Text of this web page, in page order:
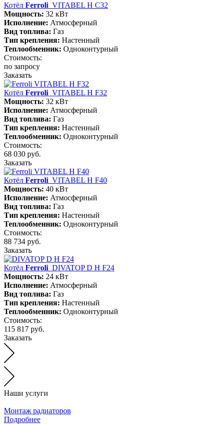
Котёл Ferroli VITABEL H С32
Мощность: 32 кВт
Исполнение: Атмосферный
Вид топлива: Газ
Тип крепления: Настенный
Теплообменник: Одноконтурный
Стоимость:
по запросу
Заказать
Котёл Ferroli VITABEL H F32
Мощность: 32 кВт
Исполнение: Атмосферный
Вид топлива: Газ
Тип крепления: Настенный
Теплообменник: Одноконтурный
Стоимость:
68 030 руб.
Заказать
Котёл Ferroli VITABEL H F40
Мощность: 40 кВт
Исполнение: Атмосферный
Вид топлива: Газ
Тип крепления: Настенный
Теплообменник: Одноконтурный
Стоимость:
88 734 руб.
Заказать
Котёл Ferroli DIVATOP D H F24
Мощность: 24 кВт
Исполнение: Атмосферный
Вид топлива: Газ
Тип крепления: Настенный
Теплообменник: Одноконтурный
Стоимость:
115 817 руб.
Заказать
Наши услуги
Монтаж радиаторов
Подробнее